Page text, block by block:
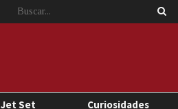
Jet Set Curiosidades